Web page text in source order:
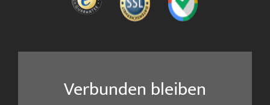
Verbunden bleiben